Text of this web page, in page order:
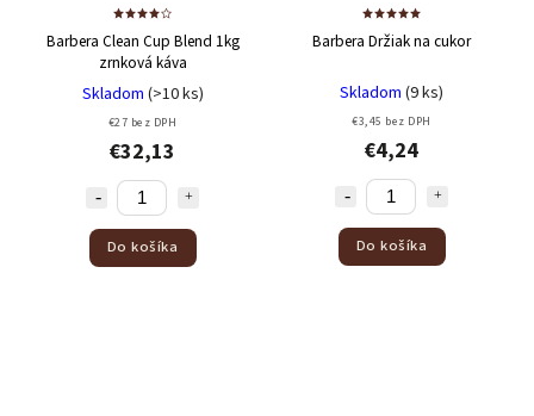
Barbera Clean Cup Blend 1kg
zrnková káva
Skladom (>10 ks)
€27 bez DPH
€32,13
Do košíka
Barbera Držiak na cukor
Skladom (9 ks)
€3,45 bez DPH
€4,24
Do košíka